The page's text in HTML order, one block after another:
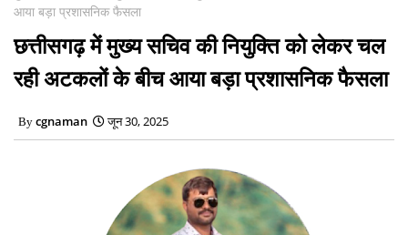
आया बड़ा प्रशासनिक फैसला
छत्तीसगढ़ में मुख्य सचिव की नियुक्ति को लेकर चल
रही अटकलों के बीच आया बड़ा प्रशासनिक फैसला
cgnaman जून 30, 2025